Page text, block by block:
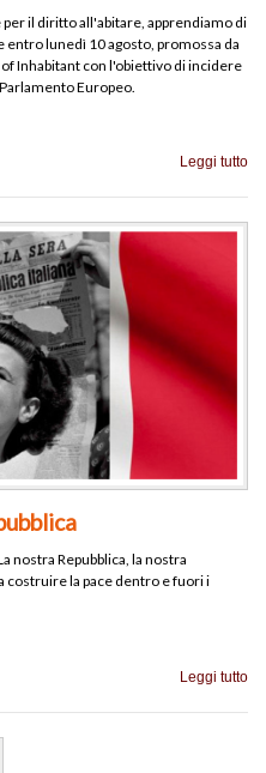
il diritto all'abitare, apprendiamo di
entro lunedì 10 agosto, promossa da
Inhabitant con l'obiettivo di incidere
Europeo.
Leggi tutto
nostra Repubblica, la nostra
costruire la pace dentro e fuori i
Leggi tutto